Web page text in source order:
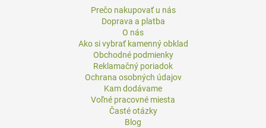
Prečo nakupovať u nás
Doprava a platba
O nás
Ako si vybrať kamenný obklad
Obchodné podmienky
Reklamačný poriadok
Ochrana osobných údajov
Kam dodávame
Voľné pracovné miesta
Časté otázky
Blog